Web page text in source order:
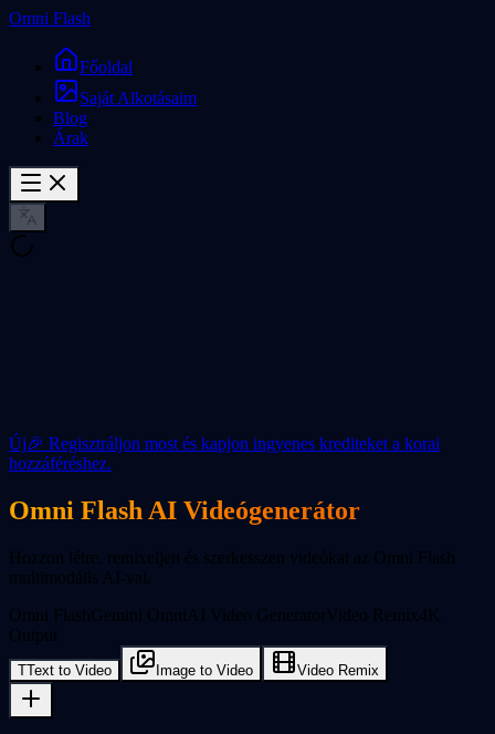
Omni Flash
Főoldal
Saját Alkotásaim
Blog
Árak
Új🎉 Regisztráljon most és kapjon ingyenes krediteket a korai
hozzáféréshez.
Omni Flash AI Videógenerátor
Hozzon létre, remixeljen és szerkesszen videókat az Omni Flash
multimodális AI-val.
Omni FlashGemini Omni AI Video GeneratorVideo Remix4K
Output
TText to Video Image to Video Video Remix